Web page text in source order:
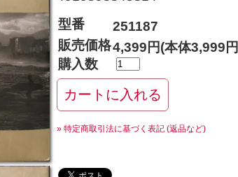
型番
251187
販売価格4,399円(本体3,999
購入数
» 特定商取引法に基づく表記 (返品など)